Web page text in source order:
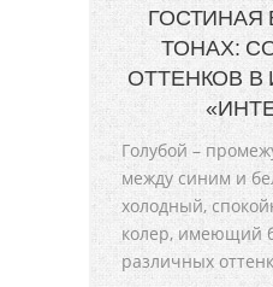
ГОСТИНАЯ
ТОНАХ:
ОТТЕНКОВ В
Голубой –
между синим и
холодный,
колер, имеющий
различных